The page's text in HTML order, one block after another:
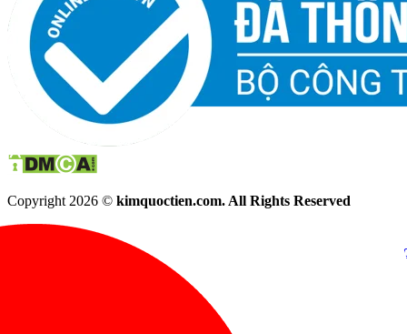
Copyright 2026 © kimquoctien.com. All Rights Reserved
(8h00 - 21h30)
(8h00 -